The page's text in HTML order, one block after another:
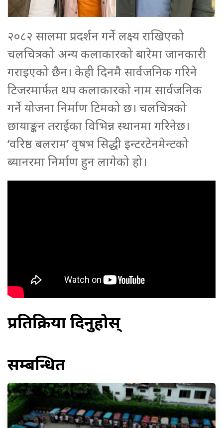
२०८२ सालमा प्रदर्शन गर्ने लक्ष्य राखिएको
चलचित्रको अन्य कलाकारको बारेमा जानकारी
गराइएको छैन। केही दिनमै सार्वजनिक गरिने
टिजरमार्फत थप कलाकारको नाम सार्वजनिक
गर्ने योजना निर्माण टिमको छ। चलचित्रको
छायाङ्कन तराईका विभिन्न स्थानमा गरिनेछ।
‘वरिष्ठ बलराम’ वृषभ सिद्धी इन्टरटेनमेन्टको
ब्यानरमा निर्माण हुन लागेको हो।
प्रतिक्रिया दिनुहोस्
सम्बन्धित